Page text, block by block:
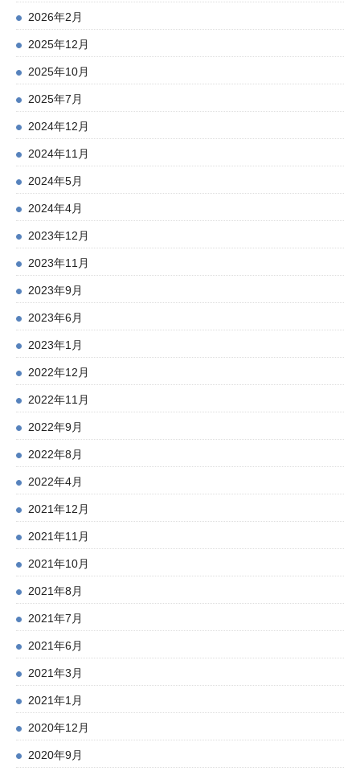
2026年2月
2025年12月
2025年10月
2025年7月
2024年12月
2024年11月
2024年5月
2024年4月
2023年12月
2023年11月
2023年9月
2023年6月
2023年1月
2022年12月
2022年11月
2022年9月
2022年8月
2022年4月
2021年12月
2021年11月
2021年10月
2021年8月
2021年7月
2021年6月
2021年3月
2021年1月
2020年12月
2020年9月